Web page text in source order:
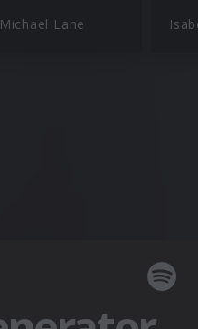
Michael Lane